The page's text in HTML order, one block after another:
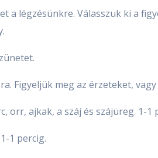
a légzésünkre. Válasszuk ki a
Figyeljük meg az érzeteket,
orr, ajkak, a száj és szájüreg. 1-
1 percig.